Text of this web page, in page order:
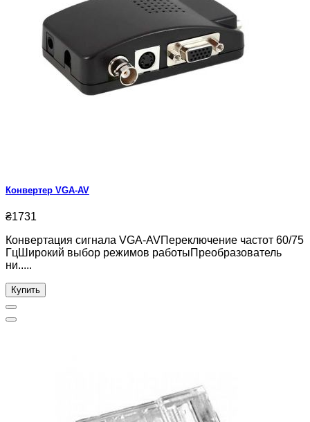
Конвертер VGA-AV
₴1731
Конвертация сигнала VGA-AVПереключение частот 60/75
ГцШирокий выбор режимов работыПреобразователь
ни.....
Купить